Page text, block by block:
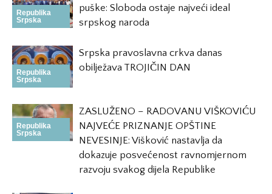
Republika
Srpska
puške: Sloboda ostaje najveći ideal
srpskog naroda
Republika
Srpska
Srpska pravoslavna crkva danas
obilježava TROJIČIN DAN
Republika
Srpska
ZASLUŽENO – RADOVANU VIŠKOVIĆU
NAJVEĆE PRIZNANJE OPŠTINE
NEVESINJE: Višković nastavlja da
dokazuje posvećenost ravnomjernom
razvoju svakog dijela Republike